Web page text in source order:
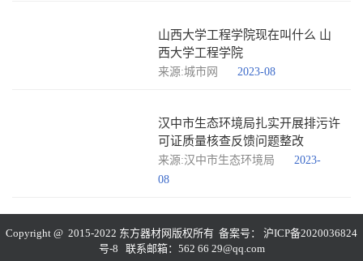
山西大学工程学院现在叫什么 山
西大学工程学院
来源:城市网 2023-08
汉中市生态环境局扎实开展排污许
可证质量核查反馈问题整改
来源:汉中市生态环境局
2023-
08
Copyright @ 2015-2022 东方器材网版权所有 备案号： 沪ICP备2020036824
号-8 联系邮箱：562 66 29@qq.com